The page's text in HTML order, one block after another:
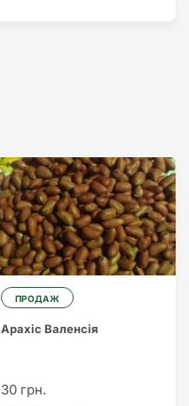
ПРОДАЖ
Арахіс Валенсія
30 грн.